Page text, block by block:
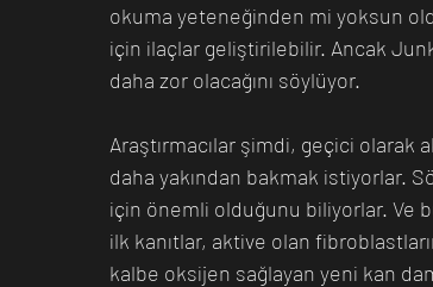
okuma yeteneğinden mi yoksun
için ilaçlar geliştirilebilir. Ancak
daha zor olacağını söylüyor.
Araştırmacılar şimdi, geçici olarak
daha yakından bakmak istiyorlar.
için önemli olduğunu biliyorlar. Ve
ilk kanıtlar, aktive olan
kalbe oksijen sağlayan yeni kan